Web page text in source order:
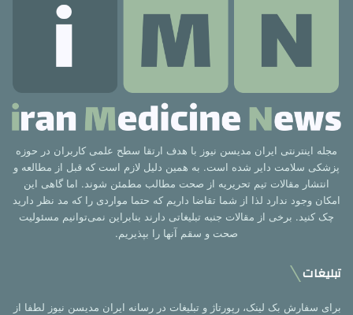
مجله اینترنتی ایران مدیسن نیوز با هدف ارتقا سطح علمی کاربران در حوزه
پزشکی سلامت دایر شده است. به همین دلیل لازم است که قبل از مطالعه و
انتشار مقالات تیم تحریریه از صحت مطالب مطمئن شوند. اما گاهی این
امکان وجود ندارد لذا از شما تقاضا داریم که حتما مواردی را که مد نظر دارید
چک کنید. برخی از مقالات جنبه تبلیغاتی دارند بنابراین نمی‌توانیم مسئولیت
صحت و سقم آنها را بپذیریم.
تبلیغات
برای سفارش بک لینک، رپورتاژ و تبلیغات در رسانه ایران مدیسن نیوز لطفا از